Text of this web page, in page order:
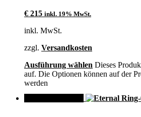
€ 215 inkl. 19% MwSt.
inkl. MwSt.
zzgl. Versandkosten
Ausführung wählen Dieses
auf. Die Optionen können auf der
werden